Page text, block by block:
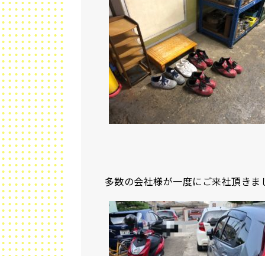
多数の会社様が一度にご来社頂きま